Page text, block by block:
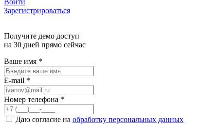
Войти
Зарегистрироваться
Получите демо доступ
на 30 дней прямо сейчас
Ваше имя *
E-mail *
Номер телефона *
Даю согласие на обработку персональных данных